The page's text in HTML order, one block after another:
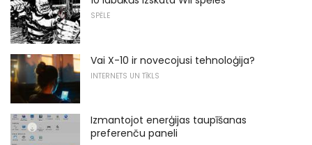
SPĒLE
Vai X-10 ir novecojusi tehnoloģija?
INTERNETS UN TĪKLS
Izmantojot enerģijas taupīšanas
preferenču paneli